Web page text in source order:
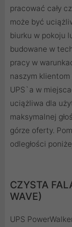
pracować cały
może być
biurku w pokoju
budowane w
pracy w
naszym
UPS`a w
uciążliwa dla
maksymalnej
górze oferty.
odległości
CZYSTA
WAVE)
UPS